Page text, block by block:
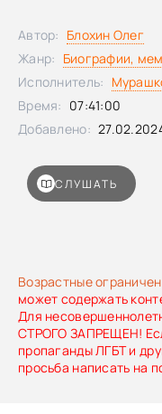
Возрастные
может содержать
Для
СТРОГО ЗАПРЕЩЕН!
пропаганды ЛГБТ и
просьба написать на
СЛУШАТЬ
Автор: Блохин Олег
Жанр: Биографии,
Исполнитель:
Время: 07:41:00
Добавлено: